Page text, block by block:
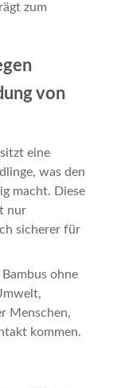
zum
von
eine
was den
macht. Diese
nur
sicherer für
ohne
Menschen,
kommen.